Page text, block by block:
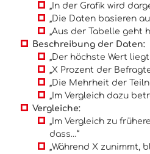
„In der Grafik wird
„Die Daten basieren
„Aus der Tabelle geht
Beschreibung der Daten:
„Der höchste Wert
„X Prozent der
„Die Mehrheit der
„Im Vergleich dazu
Vergleiche:
„Im Vergleich zu
dass…“
„Während X zunimmt,